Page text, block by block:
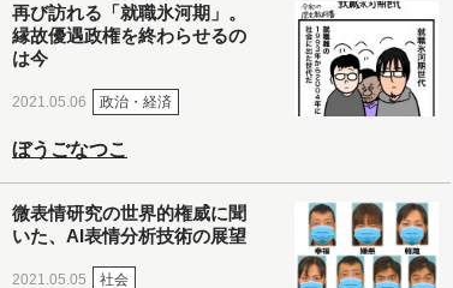
再び訪れる「就職氷河期」。
縁故優遇政権を終わらせるの
は今
2021.05.06 政治・経済
ぼうごなつこ
微表情研究の世界的権威に聞
いた、AI表情分析技術の展望
2021.05.05 社会